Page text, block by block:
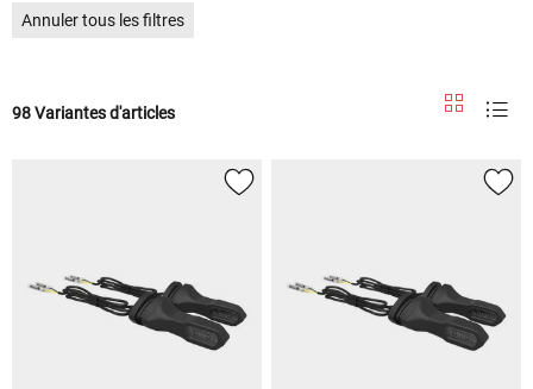
Annuler tous les filtres
98 Variantes d'articles